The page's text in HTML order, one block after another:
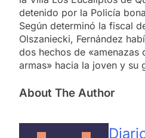
detenido por la Policía
Según determinó la fiscal
Olszaniecki, Fernández
dos hechos de «amenazas
armas» hacia la joven y su
About The Author